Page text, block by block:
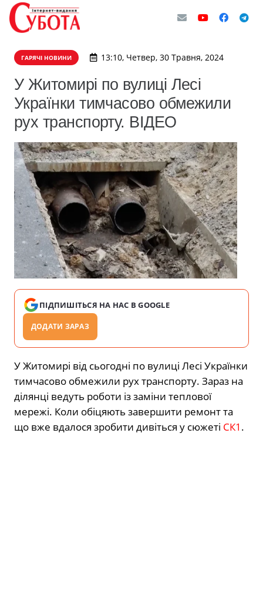
ГАРЯЧІ НОВИНИ 13:10, Четвер, 30 Травня, 2024
У Житомирі по вулиці Лесі
Українки тимчасово обмежили
рух транспорту. ВІДЕО
ПІДПИШІТЬСЯ НА НАС В GOOGLE
ДОДАТИ ЗАРАЗ
У Житомирі від сьогодні по вулиці Лесі Українки
тимчасово обмежили рух транспорту. Зараз на
ділянці ведуть роботи із заміни теплової
мережі. Коли обіцяють завершити ремонт та
що вже вдалося зробити дивіться у сюжеті СК1 .